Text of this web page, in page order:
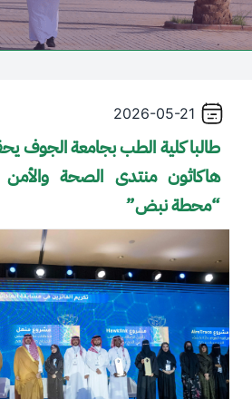
2026-05-21
طالبا كلية الطب بجامعة الجوف
هاكاثون منتدى الصحة
“محطة نبض”